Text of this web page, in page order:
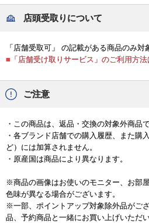
店頭受取りについて
「店舗受取可」 の記載がある商品のみ対
■「店舗受け取りサービス」のご利用方法
ご注意
・この商品は、返品・交換の対象外商品で
・各ブランド店舗での購入履歴、また購
ど）には加算されません。
・原産国は商品により異なります。
※商品の画像はお使いのモニター、お部
色味が異なる場合がございます。
※一部、ポイントアップ対象除外品がご
品、予約商品と一緒にお買い上げいただ